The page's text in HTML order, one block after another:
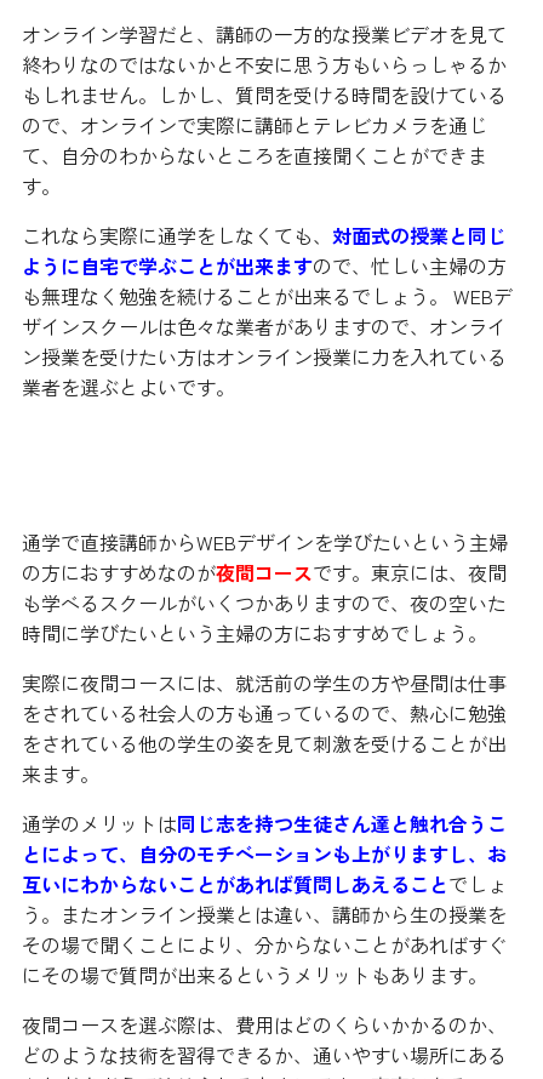
オンライン学習だと、講師の一方的な授業ビデオを見て
終わりなのではないかと不安に思う方もいらっしゃるか
もしれません。しかし、質問を受ける時間を設けている
ので、オンラインで実際に講師とテレビカメラを通じ
て、自分のわからないところを直接聞くことができま
す。
これなら実際に通学をしなくても、 対面式の授業と同じ
ように自宅で学ぶことが出来ますので、忙しい主婦の方
も無理なく勉強を続けることが出来るでしょう。 WEBデ
ザインスクールは色々な業者がありますので、オンライ
ン授業を受けたい方はオンライン授業に力を入れている
業者を選ぶとよいです。
通学で直接講師からWEBデザインを学びたいという主婦
の方におすすめなのが夜間コースです。東京には、夜間
も学べるスクールがいくつかありますので、夜の空いた
時間に学びたいという主婦の方におすすめでしょう。
実際に夜間コースには、就活前の学生の方や昼間は仕事
をされている社会人の方も通っているので、熱心に勉強
をされている他の学生の姿を見て刺激を受けることが出
来ます。
通学のメリットは同じ志を持つ生徒さん達と触れ合うこ
とによって、自分のモチベーションも上がりますし、お
互いにわからないことがあれば質問しあえることでしょ
う。またオンライン授業とは違い、講師から生の授業を
その場で聞くことにより、分からないことがあればすぐ
にその場で質問が出来るというメリットもあります。
夜間コースを選ぶ際は、費用はどのくらいかかるのか、
どのような技術を習得できるか、通いやすい場所にある